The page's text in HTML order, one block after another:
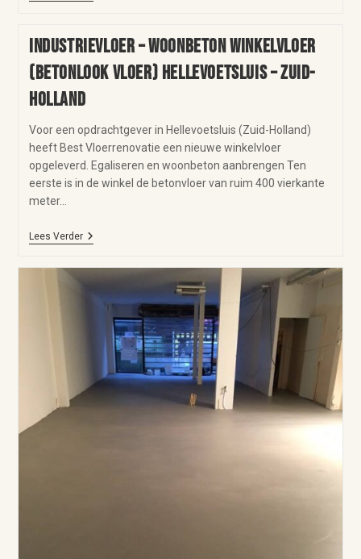
Industrievloer – woonbeton winkelvloer
(betonlook vloer) Hellevoetsluis – Zuid-
Holland
Voor een opdrachtgever in Hellevoetsluis (Zuid-Holland)
heeft Best Vloerrenovatie een nieuwe winkelvloer
opgeleverd. Egaliseren en woonbeton aanbrengen Ten
eerste is in de winkel de betonvloer van ruim 400 vierkante
meter…
Lees Verder